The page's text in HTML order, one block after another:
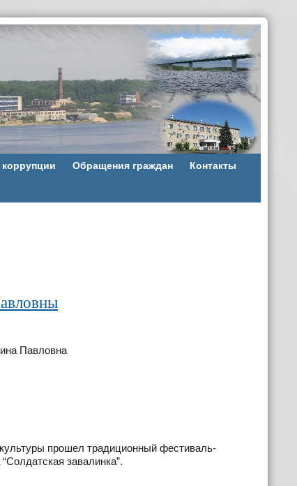
Обращения граждан Контакты
Павловна
прошел традиционный фестиваль-
завалинка”.